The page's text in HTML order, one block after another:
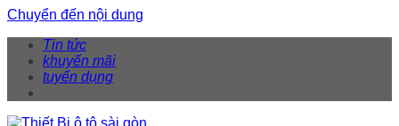
Chuyển đến nội dung
Tin tức
khuyến mãi
tuyển dụng